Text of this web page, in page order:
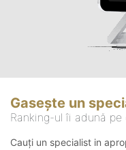
Gasește un
Ranking-ul îi adună
Cauți un specialist in